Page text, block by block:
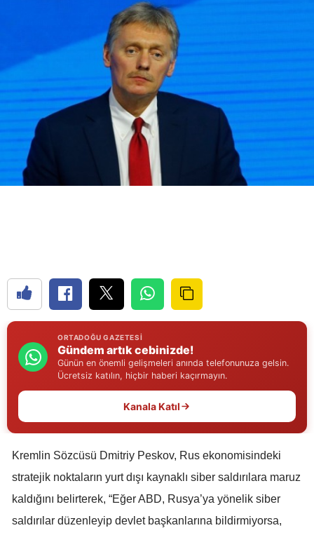
Bilecik
Bingöl
Bitlis
Bolu
Burdur
Bursa
Çanakkale
Diyarbakır
Elazığ
Erzurum
Gaziantep
Giresun
Gümüşhane
ORTADOĞU GAZETESI
Gündem artık cebinizde!
Günün en önemli gelişmeleri anında telefonunuza gelsin.
Ücretsiz katılın, hiçbir haberi kaçırmayın.
Kanala Katıl
Kremlin Sözcüsü Dmitriy Peskov, Rus ekonomisindeki
stratejik noktaların yurt dışı kaynaklı siber saldırılara maruz
kaldığını belirterek, “Eğer ABD, Rusya’ya yönelik siber
saldırılar düzenleyip devlet başkanlarına bildirmiyorsa,